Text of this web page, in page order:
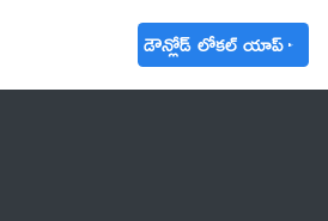
డౌన్లోడ్ లోకల్ యాప్